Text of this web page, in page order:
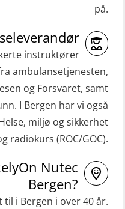
på.
instruktører
ambulansetjenesten,
og Forsvaret, samt
I Bergen har vi også
miljø og sikkerhet
radiokurs (ROC/GOC).
Nutec
Bergen?
i Bergen i over 40 år.